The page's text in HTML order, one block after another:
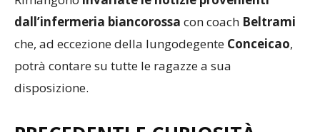
Rimangono
invariate le notizie provenienti
Beltrami
che, ad eccezione della lungodegente
potrà contare su tutte le ragazze a sua
disposizione.